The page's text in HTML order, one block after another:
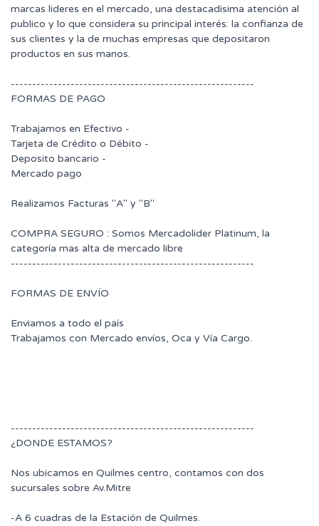
marcas lideres en el mercado, una destacadisima atención al
publico y lo que considera su principal interés: la confianza de
sus clientes y la de muchas empresas que depositaron
productos en sus manos.
---------------------------------------------------------
FORMAS DE PAGO
Trabajamos en Efectivo -
Tarjeta de Crédito o Débito -
Deposito bancario -
Mercado pago
Realizamos Facturas "A" y "B"
COMPRA SEGURO : Somos Mercadolider Platinum, la
categoría mas alta de mercado libre
---------------------------------------------------------
FORMAS DE ENVÍO
Enviamos a todo el país
Trabajamos con Mercado envíos, Oca y Vía Cargo.
---------------------------------------------------------
¿DONDE ESTAMOS?
Nos ubicamos en Quilmes centro, contamos con dos
sucursales sobre Av.Mitre
-A 6 cuadras de la Estación de Quilmes.